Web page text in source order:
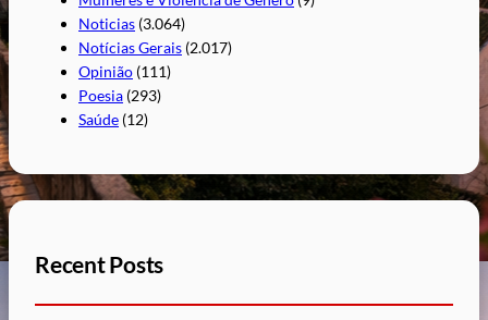
Noticias (3.064)
Notícias Gerais (2.017)
Opinião (111)
Poesia (293)
Saúde (12)
Recent Posts